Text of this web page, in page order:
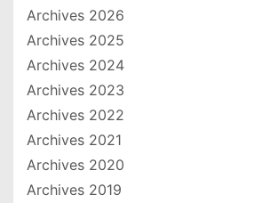
Archives 2026
Archives 2025
Archives 2024
Archives 2023
Archives 2022
Archives 2021
Archives 2020
Archives 2019